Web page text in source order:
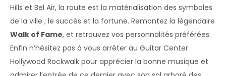
Hills et Bel Air, la route est la matérialisation des symboles
de la ville ; le succès et la fortune. Remontez la légendaire
Walk of Fame, et retrouvez vos personnalités préférées.
Enfin n’hésitez pas à vous arrêter au Guitar Center
Hollywood Rockwalk pour apprécier la bonne musique et